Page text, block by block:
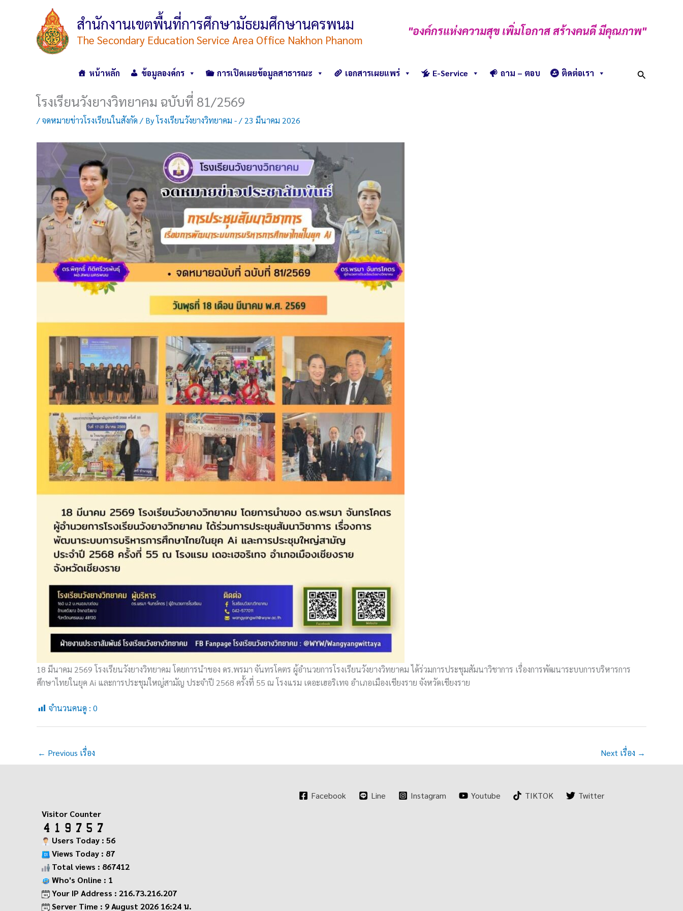
สำนักงานเขตพื้นที่การศึกษามัธยมศึกษานครพนม
The Secondary Education Service Area Office Nakhon Phanom
"องค์กรแห่งความสุข เพิ่มโอกาส สร้างคนดี มีคุณภาพ"
หน้าหลัก ข้อมูลองค์กร การเปิดเผยข้อมูลสาธารณะ เอกสารเผยแพร่ E-Service ถาม – ตอบ ติดต่อเรา Search
โรงเรียนวังยางวิทยาคม ฉบับที่ 81/2569
/จดหมายข่าวโรงเรียนในสังกัด / Byโรงเรียนวังยางวิทยาคม -/23 มีนาคม 2026
18 มีนาคม 2569 โรงเรียนวังยางวิทยาคม โดยการนำของ ดร.พรมา จันทรโคตร ผู้อำนวยการโรงเรียนวังยางวิทยาคม ได้ร่วมการประชุมสัมนาวิชาการ เรื่องการพัฒนาระบบการบริหารการ
ศึกษาไทยในยุค Ai และการประชุมใหญ่สามัญ ประจำปี 2568 ครั้งที่ 55 ณ โรงแรม เดอะเฮอริเทจ อำเภอเมืองเชียงราย จังหวัดเชียงราย
จำนวนคนดู : 0
← Previous เรื่อง Next เรื่อง →
Visitor Counter
Users Today : 56
Views Today : 87
Total views : 867412
Who's Online : 1
Your IP Address : 216.73.216.207
Server Time : 9 August 2026 16:24 น.
Facebook Line Instagram Youtube TIKTOK Twitter